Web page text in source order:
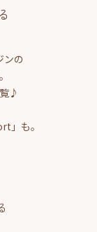
ンの
♪
」も。